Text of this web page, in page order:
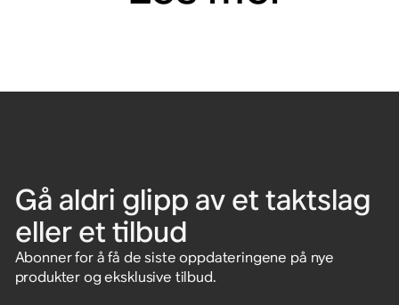
Gå aldri glipp av et taktslag
eller et tilbud
Abonner for å få de siste oppdateringene på nye
produkter og eksklusive tilbud.